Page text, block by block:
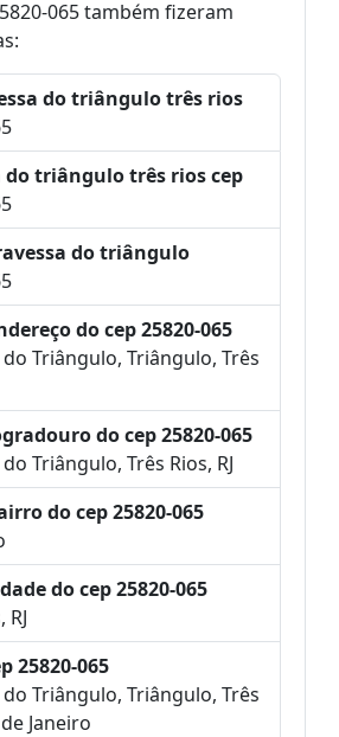
065 também fizeram
do triângulo três rios
do triângulo três rios cep
do triângulo
do cep 25820-065
do Triângulo, Triângulo, Três
do cep 25820-065
Triângulo, Três Rios, RJ
do cep 25820-065
do cep 25820-065
RJ
25820-065
do Triângulo, Triângulo, Três
Janeiro